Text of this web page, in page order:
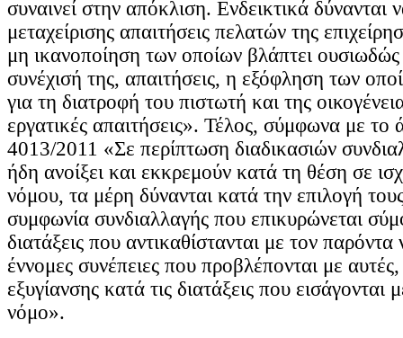
συναινεί στην απόκλιση. Ενδεικτικά δύνανται
μεταχείρισης απαιτήσεις πελατών της
μη ικανοποίηση των οποίων βλάπτει
συνέχισή της, απαιτήσεις, η εξόφληση των
για τη διατροφή του πιστωτή και της
εργατικές απαιτήσεις». Τέλος, σύμφωνα με
4013/2011 «Σε περίπτωση διαδικασιών
ήδη ανοίξει και εκκρεμούν κατά τη θέση σε
νόμου, τα μέρη δύνανται κατά την επιλογή
συμφωνία συνδιαλλαγής που επικυρώνεται
διατάξεις που αντικαθίστανται με τον παρόντα
έννομες συνέπειες που προβλέπονται με
εξυγίανσης κατά τις διατάξεις που εισάγονται
νόμο».